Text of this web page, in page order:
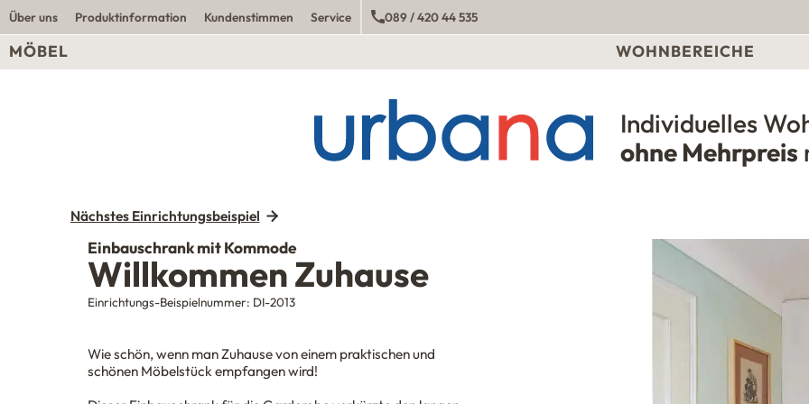
Urbana Möbel
Individuelles
ohne Mehrpreis
Über uns Produktinformation Kundenstimmen Service 089 / 420 44 535
MÖBEL WOHNBEREICHE
Nächstes Einrichtungsbeispiel
Einbauschrank mit Kommode
Willkommen Zuhause
Einrichtungs-Beispielnummer: DI-2013
Wie schön, wenn man Zuhause von einem praktischen und
schönen Möbelstück empfangen wird!